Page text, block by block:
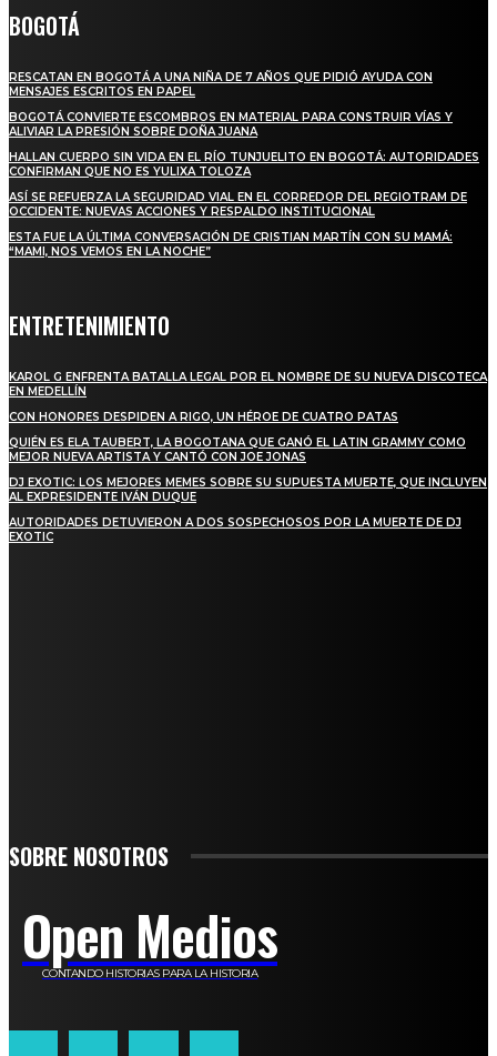
BOGOTÁ
RESCATAN EN BOGOTÁ A UNA NIÑA DE 7 AÑOS QUE PIDIÓ AYUDA CON
MENSAJES ESCRITOS EN PAPEL
BOGOTÁ CONVIERTE ESCOMBROS EN MATERIAL PARA CONSTRUIR VÍAS Y
ALIVIAR LA PRESIÓN SOBRE DOÑA JUANA
HALLAN CUERPO SIN VIDA EN EL RÍO TUNJUELITO EN BOGOTÁ: AUTORIDADES
CONFIRMAN QUE NO ES YULIXA TOLOZA
ASÍ SE REFUERZA LA SEGURIDAD VIAL EN EL CORREDOR DEL REGIOTRAM DE
OCCIDENTE: NUEVAS ACCIONES Y RESPALDO INSTITUCIONAL
ESTA FUE LA ÚLTIMA CONVERSACIÓN DE CRISTIAN MARTÍN CON SU MAMÁ:
“MAMI, NOS VEMOS EN LA NOCHE”
ENTRETENIMIENTO
KAROL G ENFRENTA BATALLA LEGAL POR EL NOMBRE DE SU NUEVA DISCOTECA
EN MEDELLÍN
CON HONORES DESPIDEN A RIGO, UN HÉROE DE CUATRO PATAS
QUIÉN ES ELA TAUBERT, LA BOGOTANA QUE GANÓ EL LATIN GRAMMY COMO
MEJOR NUEVA ARTISTA Y CANTÓ CON JOE JONAS
DJ EXOTIC: LOS MEJORES MEMES SOBRE SU SUPUESTA MUERTE, QUE INCLUYEN
AL EXPRESIDENTE IVÁN DUQUE
AUTORIDADES DETUVIERON A DOS SOSPECHOSOS POR LA MUERTE DE DJ
EXOTIC
SOBRE NOSOTROS
Open Medios
CONTANDO HISTORIAS PARA LA HISTORIA